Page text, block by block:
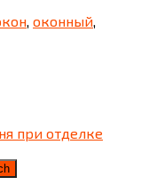
, оконный,
при отделке